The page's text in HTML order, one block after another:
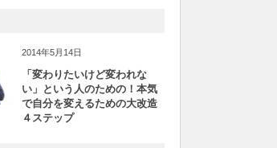
2014年5月14日
「変わりたいけど変われな
い」という人のための！本気
で自分を変えるための大改造
４ステップ